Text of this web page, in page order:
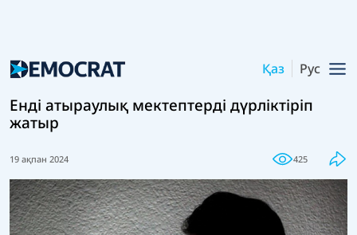
Қаз Рус
Енді атыраулық мектептерді дүрліктіріп
жатыр
19 ақпан 2024 425